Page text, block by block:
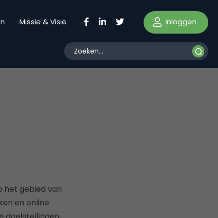
Missie & Visie Inloggen
het gebied van
en online